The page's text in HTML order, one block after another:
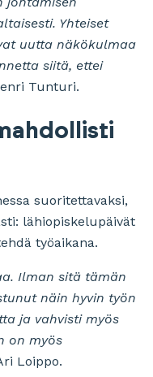
Yhteiset
uutta näkökulmaa
siitä, ettei
Tunturi.
suoritettavaksi,
lähiopiskelupäivät
työaikana.
Ilman sitä tämän
näin hyvin työn
ja vahvisti myös
on myös
Loippo.